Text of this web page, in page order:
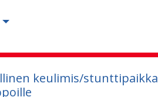
keulimis/stunttipaikka